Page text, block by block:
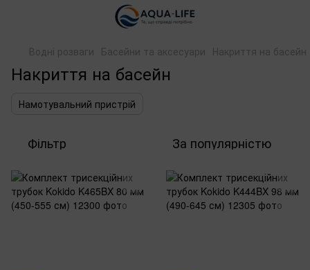
Водні розваги Басейни та аксесуари Накриття на басейн
Накриття на басейн
Намотувальний пристрій
Фільтр За популярністю